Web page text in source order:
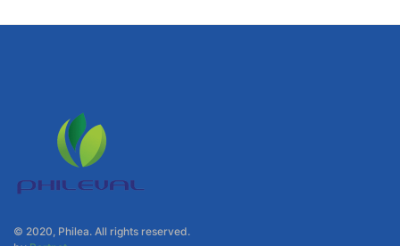
© 2020, Philea. All rights reserved.